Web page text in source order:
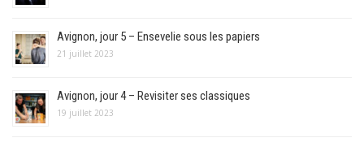
Avignon, jour 5 – Ensevelie sous les papiers
21 juillet 2023
Avignon, jour 4 – Revisiter ses classiques
19 juillet 2023